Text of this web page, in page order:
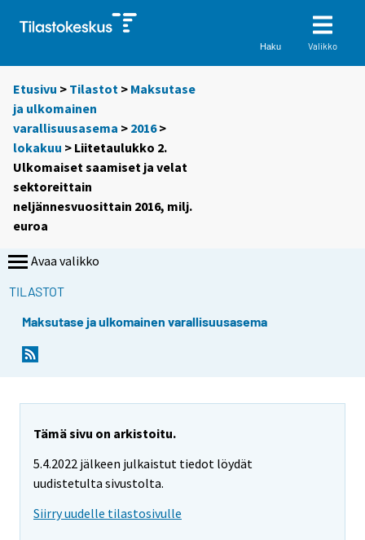
Haku Valikko
Etusivu > Tilastot > Maksutase
ja ulkomainen
varallisuusasema > 2016>
lokakuu > Liitetaulukko 2.
Ulkomaiset saamiset ja velat
sektoreittain
neljännesvuosittain 2016, milj.
euroa
Avaa valikko
TILASTOT
Maksutase ja ulkomainen varallisuusasema
Tämä sivu on arkistoitu.
5.4.2022 jälkeen julkaistut tiedot löydät
uudistetulta sivustolta.
Siirry uudelle tilastosivulle